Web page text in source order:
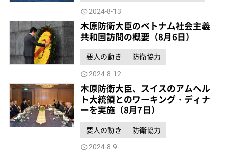
2024-8-13
木原防衛大臣のベトナム社会主義
共和国訪問の概要（8月6日）
要人の動き 防衛協力
2024-8-12
木原防衛大臣、スイスのアムヘル
ト大統領とのワーキング・ディナ
ーを実施（8月7日）
要人の動き 防衛協力
2024-8-9